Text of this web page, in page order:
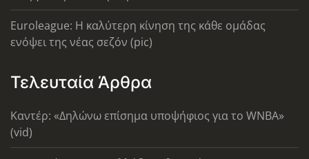
Euroleague: Η καλύτερη κίνηση της κάθε ομάδας
ενόψει της νέας σεζόν (pic)
Τελευταία Άρθρα
Καντέρ: «Δηλώνω επίσημα υποψήφιος για το WNBA»
(vid)